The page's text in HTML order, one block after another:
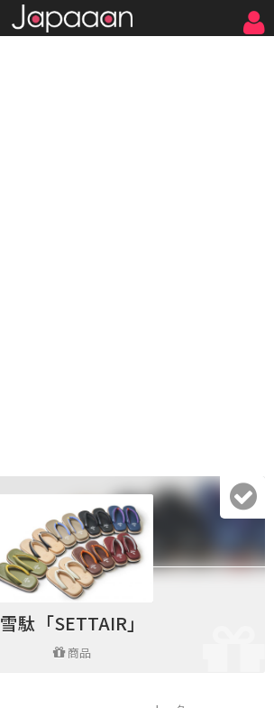
雪駄「SETTAIR」
商品